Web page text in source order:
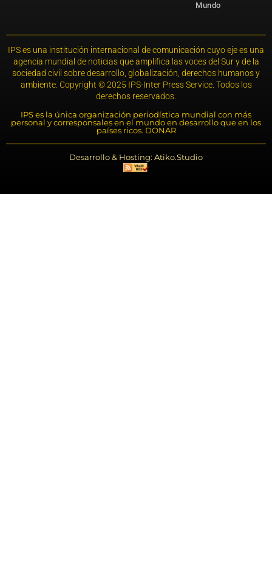
Mundo
IPS es una institución internacional de comunicación cuyo eje es una
agencia mundial de noticias que amplifica las voces del Sur y de la
sociedad civil sobre desarrollo, globalización, derechos humanos y
ambiente. Copyright © 2025 IPS-Inter Press Service. Todos los
derechos reservados.
IPS es la única organización periodística mundial con más
personal y corresponsales en el mundo en desarrollo que en los
países ricos. DONAR
Desarrollo & Hosting: Atiko.Studio